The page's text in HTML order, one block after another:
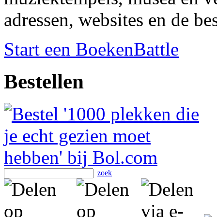
adressen, websites en de
Start een BoekenBattle
Bestellen
zoek